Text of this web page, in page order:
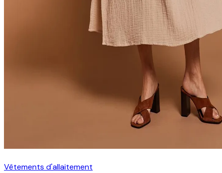
Vêtements d'allaitement